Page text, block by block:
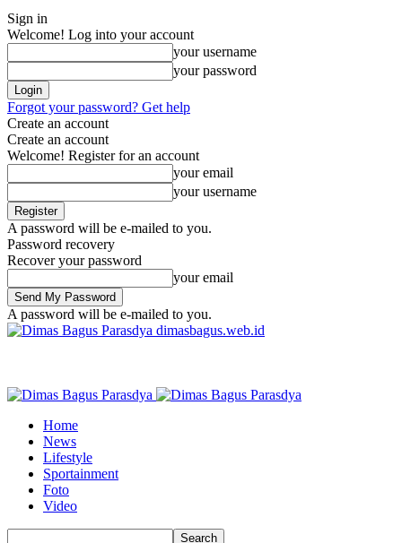
Sign in
Welcome! Log into your account
your username
your password
Forgot your password? Get help
Create an account
Create an account
Welcome! Register for an account
your email
your username
A password will be e-mailed to you.
Password recovery
Recover your password
your email
A password will be e-mailed to you.
dimasbagus.web.id
Home
News
Lifestyle
Sportainment
Foto
Video